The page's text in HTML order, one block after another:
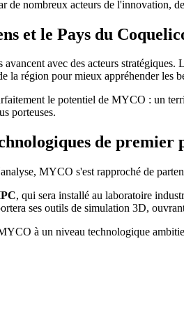
de nombreux acteurs de l'innovation,
et le Pays du
avancent avec des acteurs stratégiques.
la région pour mieux appréhender les
le potentiel de MYCO : un
porteuses.
de premier
MYCO s'est rapproché de
, qui sera installé au laboratoire
ses outils de simulation 3D,
à un niveau technologique